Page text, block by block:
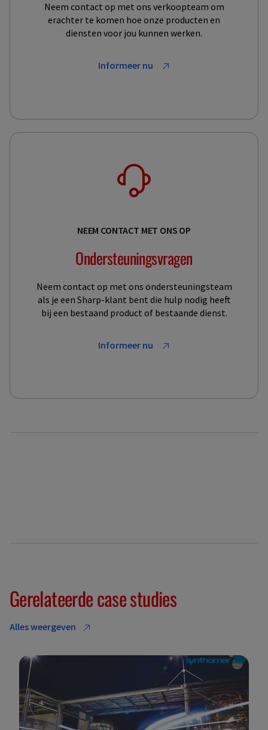
Neem contact op met ons verkoopteam om
erachter te komen hoe onze producten en
diensten voor jou kunnen werken.
Informeer nu
NEEM CONTACT MET ONS OP
Ondersteuningsvragen
Neem contact op met ons ondersteuningsteam
als je een Sharp-klant bent die hulp nodig heeft
bij een bestaand product of bestaande dienst.
Informeer nu
Gerelateerde case studies
Alles weergeven